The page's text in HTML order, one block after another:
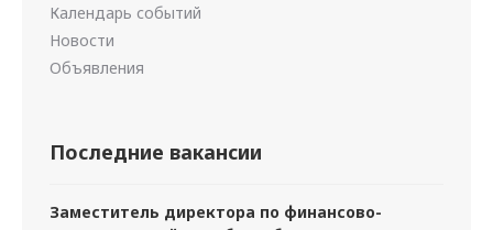
Календарь событий
Новости
Объявления
Последние вакансии
Заместитель директора по финансово-